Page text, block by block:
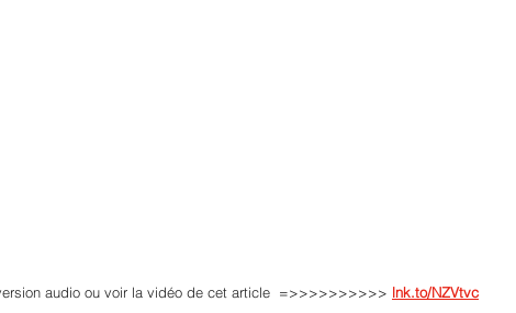
audio ou voir la vidéo de cet article  =>>>>>>>>>> lnk.to/NZVtvc